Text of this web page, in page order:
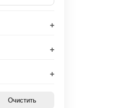
+
+
+
Очистить